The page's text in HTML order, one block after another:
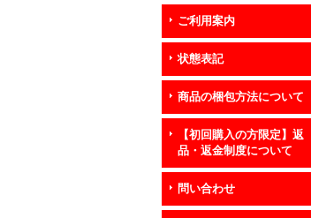
ご利用案内
状態表記
商品の梱包方法について
【初回購入の方限定】返
品・返金制度について
問い合わせ